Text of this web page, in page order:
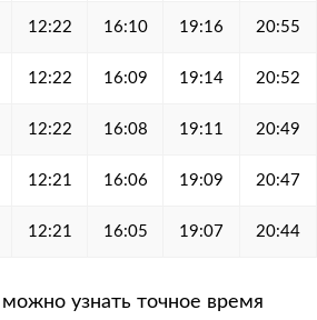
12:22 16:10 19:16 20:55
12:22 16:09 19:14 20:52
12:22 16:08 19:11 20:49
12:21 16:06 19:09 20:47
12:21 16:05 19:07 20:44
узнать точное время